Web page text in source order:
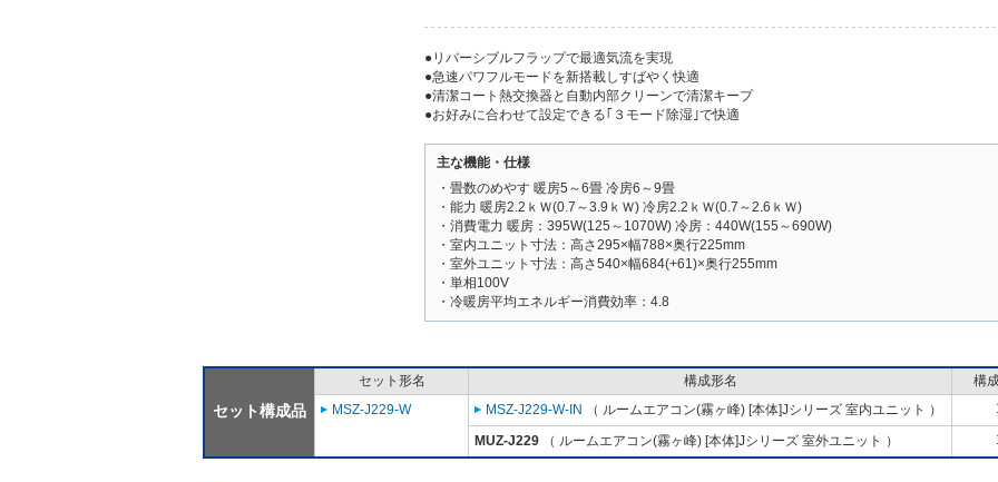
●リバーシブルフラップで最適気流を実現
●急速パワフルモードを新搭載しすばやく快適
●清潔コート熱交換器と自動内部クリーンで清潔キープ
●お好みに合わせて設定できる｢３モード除湿｣で快適
主な機能・仕様
・畳数のめやす 暖房5～6畳 冷房6～9畳
・能力 暖房2.2ｋＷ(0.7～3.9ｋＷ) 冷房2.2ｋＷ(0.7～2.6ｋＷ)
・消費電力 暖房：395W(125～1070W) 冷房：440W(155～690W)
・室内ユニット寸法：高さ295×幅788×奥行225mm
・室外ユニット寸法：高さ540×幅684(+61)×奥行255mm
・単相100V
・冷暖房平均エネルギー消費効率：4.8
セット構成品
セット形名 構成形名
構
MSZ-J229-W
MSZ-J229-W-IN （ ルームエアコン(霧ヶ峰) [本体]Jシリーズ 室内ユニット ）
MUZ-J229 （ ルームエアコン(霧ヶ峰) [本体]Jシリーズ 室外ユニット ）